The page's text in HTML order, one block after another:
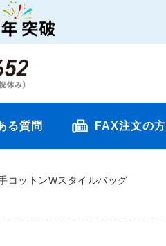
る質問 FAX注文の方
コットンWスタイルバッグ